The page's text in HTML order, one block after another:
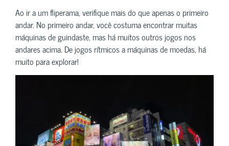
Ao ir a um fliperama, verifique mais do que apenas o primeiro
andar. No primeiro andar, você costuma encontrar muitas
máquinas de guindaste, mas há muitos outros jogos nos
andares acima. De jogos rítmicos a máquinas de moedas, há
muito para explorar!